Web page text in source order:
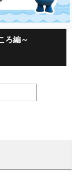
ろ編～